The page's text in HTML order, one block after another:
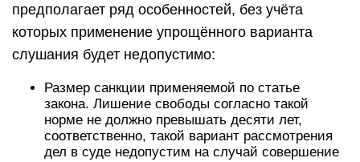
предполагает ряд особенностей, без учёта
которых применение упрощённого варианта
слушания будет недопустимо:
Размер санкции применяемой по статье
закона. Лишение свободы согласно такой
норме не должно превышать десяти лет,
соответственно, такой вариант рассмотрения
дел в суде недопустим на случай совершение